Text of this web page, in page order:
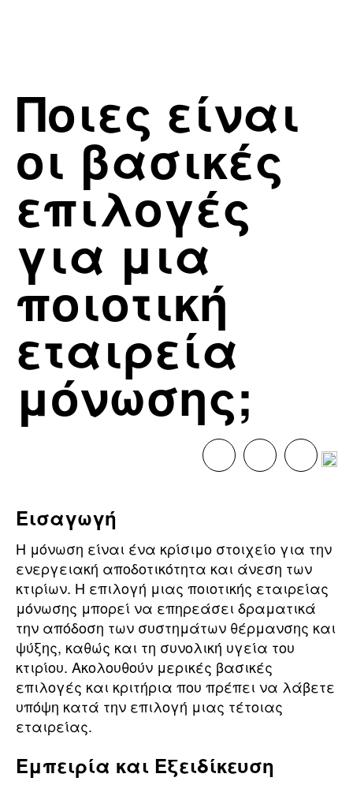
Ποιες είναι
οι βασικές
επιλογές
για μια
ποιοτική
εταιρεία
μόνωσης;
Εισαγωγή
Η μόνωση είναι ένα κρίσιμο στοιχείο για την
ενεργειακή αποδοτικότητα και άνεση των
κτιρίων. Η επιλογή μιας ποιοτικής εταιρείας
μόνωσης μπορεί να επηρεάσει δραματικά
την απόδοση των συστημάτων θέρμανσης και
ψύξης, καθώς και τη συνολική υγεία του
κτιρίου. Ακολουθούν μερικές βασικές
επιλογές και κριτήρια που πρέπει να λάβετε
υπόψη κατά την επιλογή μιας τέτοιας
εταιρείας.
Εμπειρία και Εξειδίκευση